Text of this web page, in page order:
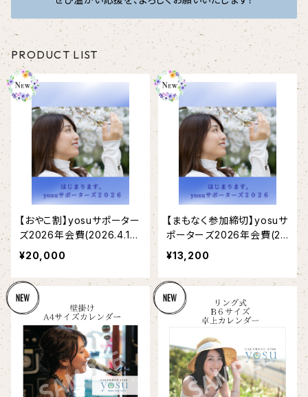
PRODUCT LIST
【おやこ割】yosuサポーター
ズ2026年会費(2026.4.1〜
2027.3.31)
¥20,000
【まもなく参加締切】yosuサ
ポーターズ2026年会費(20
26.4.1〜2027.3.31)
¥13,200